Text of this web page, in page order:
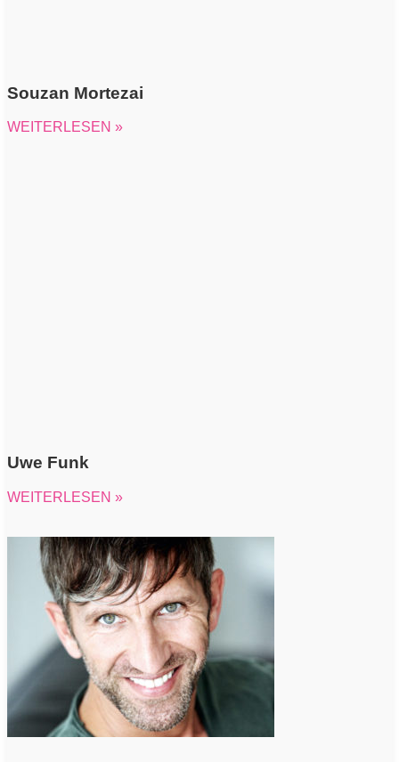
Souzan Mortezai
WEITERLESEN »
Uwe Funk
WEITERLESEN »